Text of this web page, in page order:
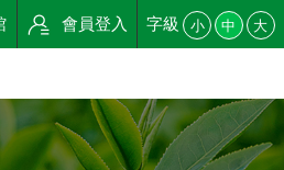
會員登入 字級 小 中 大